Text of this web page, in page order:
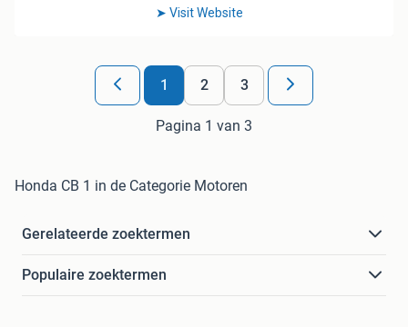
1 2 3
Pagina 1 van 3
Honda CB 1 in de Categorie Motoren
Gerelateerde zoektermen
Populaire zoektermen